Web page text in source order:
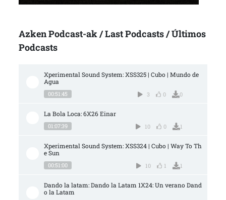
Azken Podcast-ak / Last Podcasts / Últimos
Podcasts
Xperimental Sound System: XSS325 | Cubo | Mundo de
Agua
00:51:45 3 0 0
La Bola Loca: 6X26 Einar
01:07:39 10 0 1
Xperimental Sound System: XSS324 | Cubo | Way To Th
e Sun
00:51:00 10 1 1
Dando la latam: Dando la Latam 1X24: Un verano Dand
o la Latam